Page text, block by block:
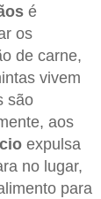
é
os
de carne,
vivem
são
aos
expulsa
no lugar,
para